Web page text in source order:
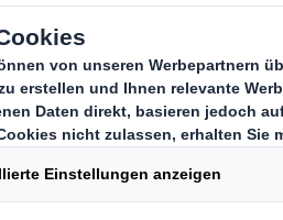
den Kunden
müssen
erfüllen, z. B. leicht
wie Farbe, Typ und
besitzen
in der Herstellung.